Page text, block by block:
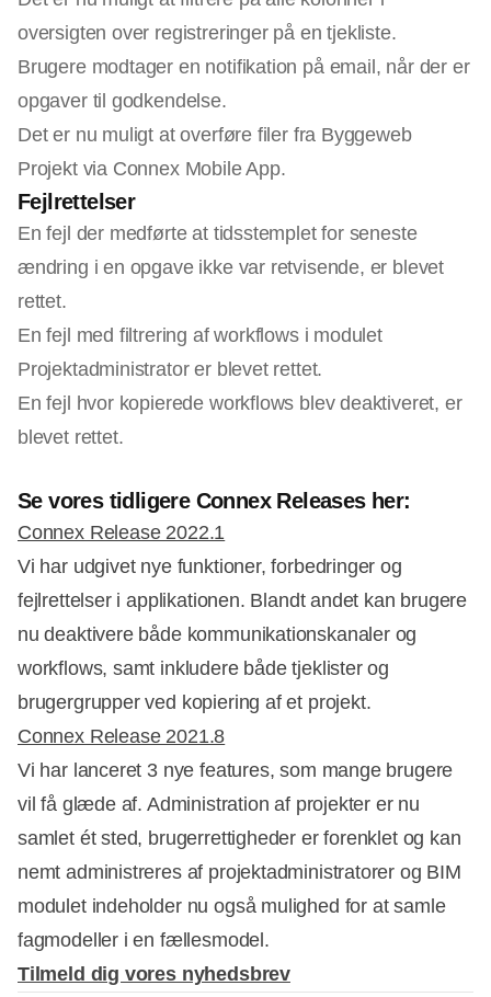
oversigten over registreringer på en tjekliste.
Brugere modtager en notifikation på email, når der er
opgaver til godkendelse.
Det er nu muligt at overføre filer fra Byggeweb
Projekt via Connex Mobile App.
Fejlrettelser
En fejl der medførte at tidsstemplet for seneste
ændring i en opgave ikke var retvisende, er blevet
rettet.
En fejl med filtrering af workflows i modulet
Projektadministrator er blevet rettet.
En fejl hvor kopierede workflows blev deaktiveret, er
blevet rettet.
Se vores tidligere Connex Releases her:
Connex Release 2022.1
Vi har udgivet nye funktioner, forbedringer og
fejlrettelser i applikationen. Blandt andet kan brugere
nu deaktivere både kommunikationskanaler og
workflows, samt inkludere både tjeklister og
brugergrupper ved kopiering af et projekt.
Connex Release 2021.8
Vi har lanceret 3 nye features, som mange brugere
vil få glæde af. Administration af projekter er nu
samlet ét sted, brugerrettigheder er forenklet og kan
nemt administreres af projektadministratorer og BIM
modulet indeholder nu også mulighed for at samle
fagmodeller i en fællesmodel.
Tilmeld dig vores nyhedsbrev